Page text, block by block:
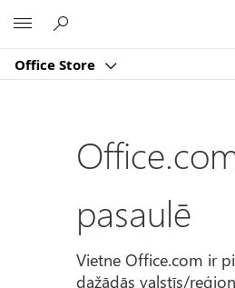
Office Store
pasaulē
Vietne Office.com ir
dažādās valstīs/